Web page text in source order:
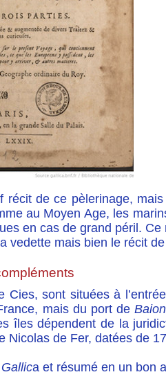
récit de ce pèlerinage,
au Moyen Age, les
en cas de grand péril. Ce
vedette mais bien le récit
sont situées à
mais du port de
îles dépendent de la
Nicolas de Fer, datées de
Gallica et résumé en un bon